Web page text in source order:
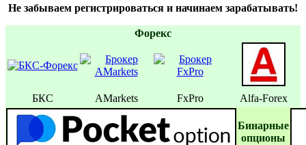
Не забываем регистрироваться и начинаем зарабатывать!
Форекс
БКС AMarkets FxPro Alfa-Forex
Бинаpные
oпционы